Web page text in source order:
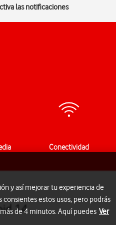
las notificaciones
Conectividad
14
y así mejorar tu experiencia de
estos usos, pero podrás
de 4 minutos. Aquí puedes Ver